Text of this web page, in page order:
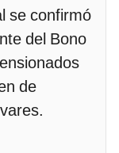
se confirmó
del Bono
de